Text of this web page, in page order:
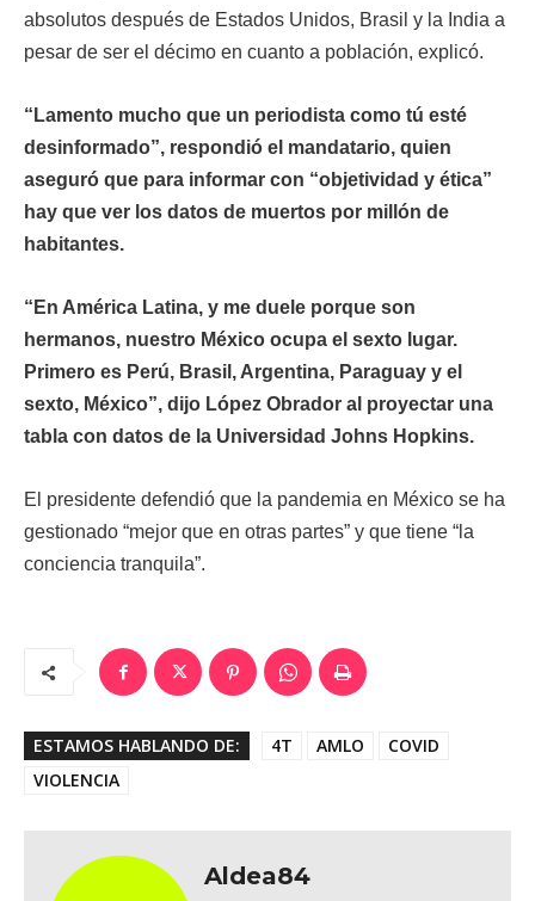
absolutos después de Estados Unidos, Brasil y la India a
pesar de ser el décimo en cuanto a población, explicó.
“Lamento mucho que un periodista como tú esté
desinformado”, respondió el mandatario, quien
aseguró que para informar con “objetividad y ética”
hay que ver los datos de muertos por millón de
habitantes.
“En América Latina, y me duele porque son
hermanos, nuestro México ocupa el sexto lugar.
Primero es Perú, Brasil, Argentina, Paraguay y el
sexto, México”, dijo López Obrador al proyectar una
tabla con datos de la Universidad Johns Hopkins.
El presidente defendió que la pandemia en México se ha
gestionado “mejor que en otras partes” y que tiene “la
conciencia tranquila”.
ESTAMOS HABLANDO DE: 4T AMLO
COVID
VIOLENCIA
Aldea84